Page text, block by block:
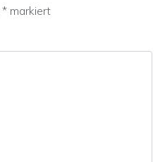
* markiert